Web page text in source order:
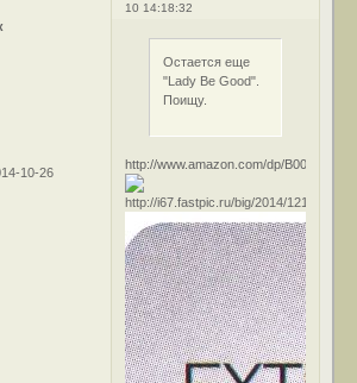
10 14:18:32
10-26
Остается еще
"Lady Be Good".
Поищу.
http://www.amazon.com/dp/B0017IAIGU